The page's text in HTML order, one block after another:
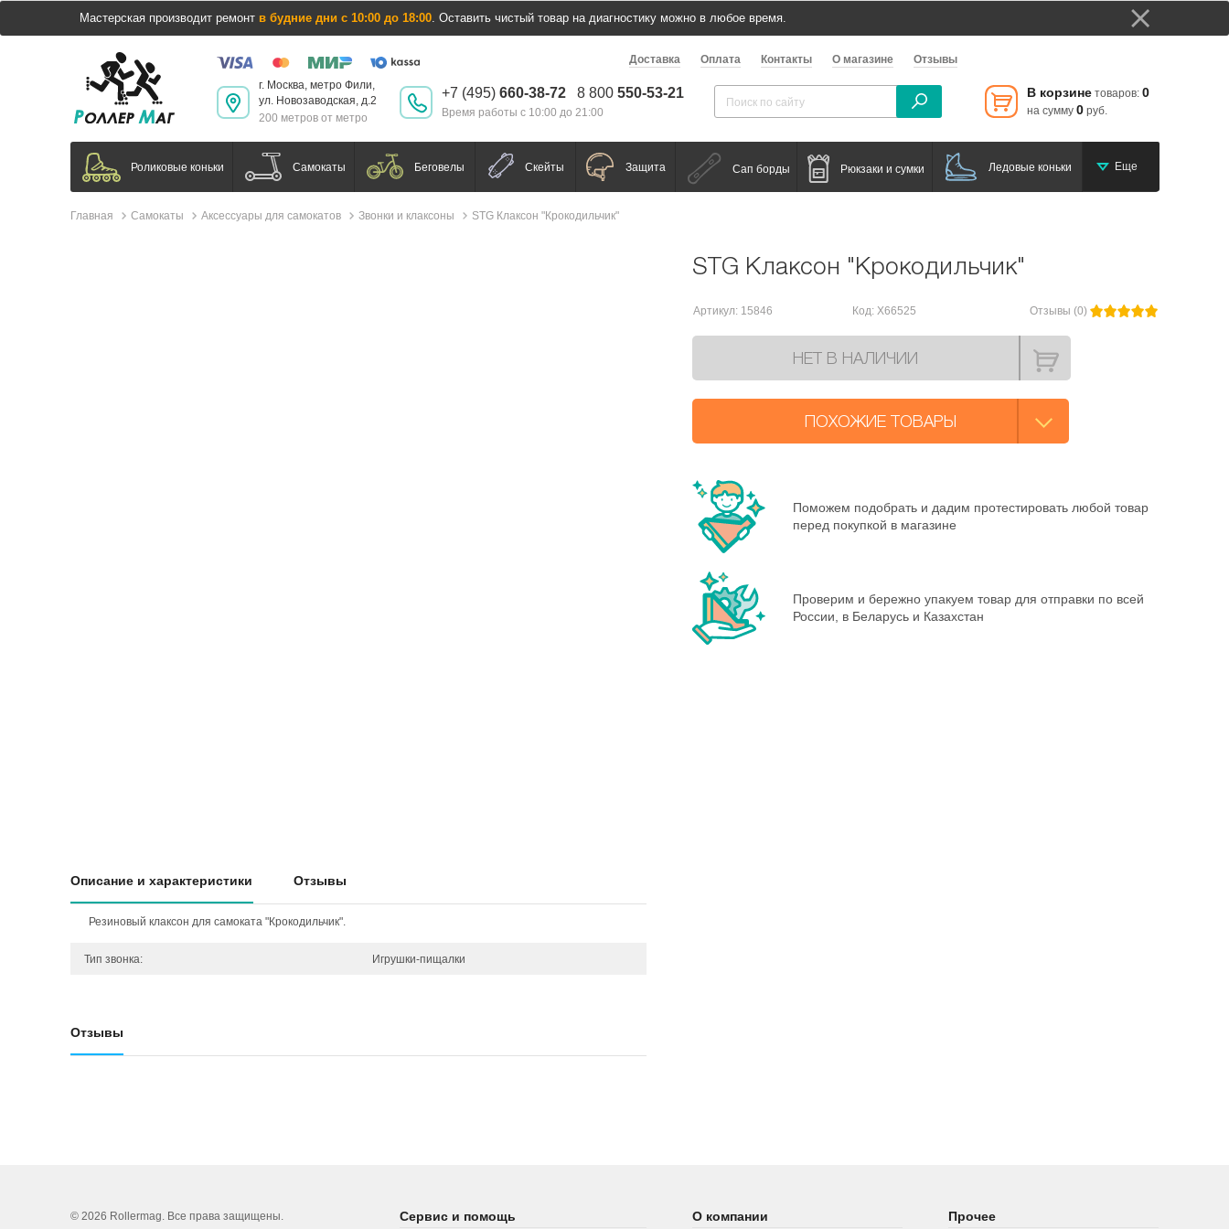
Мастерская производит ремонт в будние дни с 10:00 до 18:00. Оставить чистый товар на диагностику можно в любое время.
Доставка Оплата Контакты О магазине Отзывы
В корзине товаров: 0
на сумму 0 руб.
г. Москва, метро Фили,
ул. Новозаводская, д.2
200 метров от метро
+7 (495) 660-38-72 8 800 550-53-21
Время работы с 10:00 до 21:00
Роликовые коньки Самокаты Беговелы Скейты Защита Сап борды Рюкзаки и сумки Ледовые коньки Еще
Главная Самокаты Аксессуары для самокатов Звонки и клаксоны STG Клаксон "Крокодильчик"
Описание и характеристики Отзывы
Резиновый клаксон для самоката "Крокодильчик".
Тип звонка: Игрушки-пищалки
Отзывы
STG Клаксон "Крокодильчик"
Артикул: 15846 Код: X66525 Отзывы (0)
НЕТ В НАЛИЧИИ
ПОХОЖИЕ ТОВАРЫ
Поможем подобрать и дадим протестировать любой товар
перед покупкой в магазине
Проверим и бережно упакуем товар для отправки по всей
России, в Беларусь и Казахстан
© 2026 Rollermag. Все права защищены. Сервис и помощь О компании Прочее